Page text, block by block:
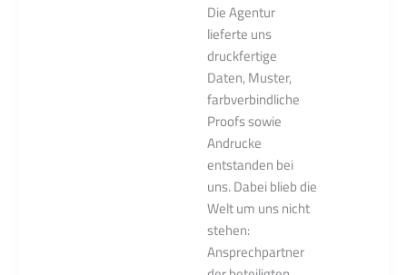
Die Agentur
lieferte uns
druckfertige
Daten, Muster,
farbverbindliche
Proofs sowie
Andrucke
entstanden bei
uns. Dabei blieb die
Welt um uns nicht
stehen:
Ansprechpartner